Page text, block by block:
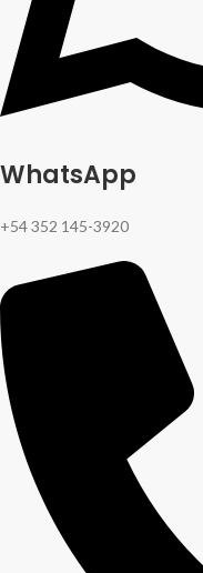
WhatsApp
+54 352 145-3920